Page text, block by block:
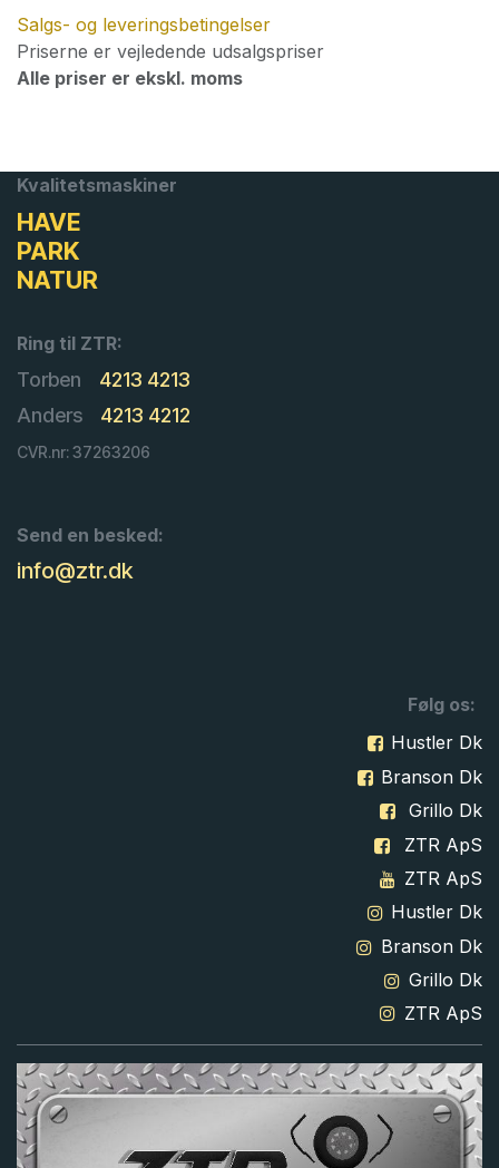
Salgs- og leveringsbetingelser
Priserne er vejledende udsalgspriser
Alle priser er ekskl. moms
Kvalitetsmaskiner
HAVE
PARK
NATUR
Ring til ZTR:
Torben
4213 4213
Anders
4213 4212
CVR.nr: 37263206
Send en besked:
info@ztr.dk
Følg os:
Hustler Dk
Branson Dk
Grillo Dk
ZTR ApS
ZTR ApS
Hustler Dk
Branson Dk
Grillo Dk
ZTR ApS